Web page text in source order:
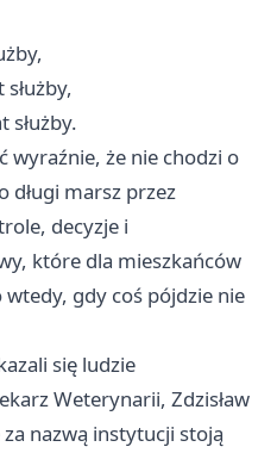
służby.
wyraźnie, że nie chodzi o
długi marsz przez
decyzje i
które dla mieszkańców
gdy coś pójdzie nie
się ludzie
Weterynarii, Zdzisław
nazwą instytucji stoją